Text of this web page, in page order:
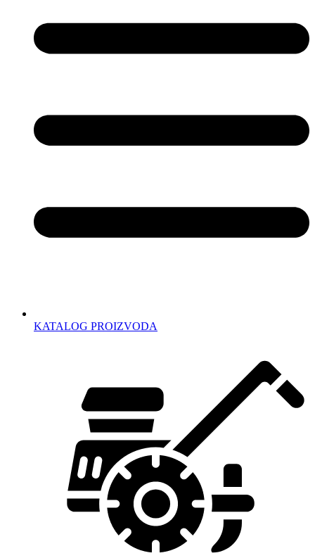
KATALOG PROIZVODA